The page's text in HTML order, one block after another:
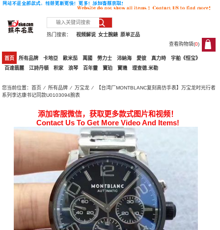
热门搜索： 原单正品
女士腕錶
视频解说
查看购物袋(0)
0
首页 所有品牌 卡地亞 歐米茄 萬國 勞力士 沛納海 愛彼 真力時
宇舶《恒宝》
百達翡麗
江詩丹頓 积家 浪琴 百年靈 寶珀 寶璣 理查德.米勒
您当前位置：首页 ⁄所有品牌 ⁄万宝龙 ⁄ 【台湾厂MONTBLANC复刻高仿手表】万宝龙时光行者
系列李达康书记同款U0103094腕表
添加客服微信，获取更多款式图片和视频！
Contact Us To Get More Video And Items!